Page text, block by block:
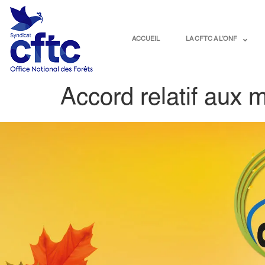
principal
ACCUEIL LA CFTC A L’ONF
Accord relatif aux